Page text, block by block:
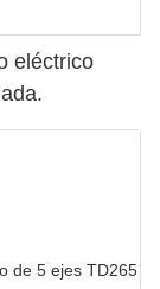
eléctrico